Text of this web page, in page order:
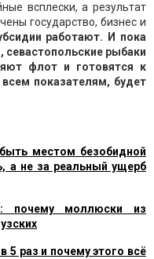
всплески, а результат
государство, бизнес и
работают. И пока
севастопольские рыбаки
флот и готовятся к
показателям, будет
местом безобидной
а не за реальный ущерб
почему моллюски из
5 раз и почему этого всё